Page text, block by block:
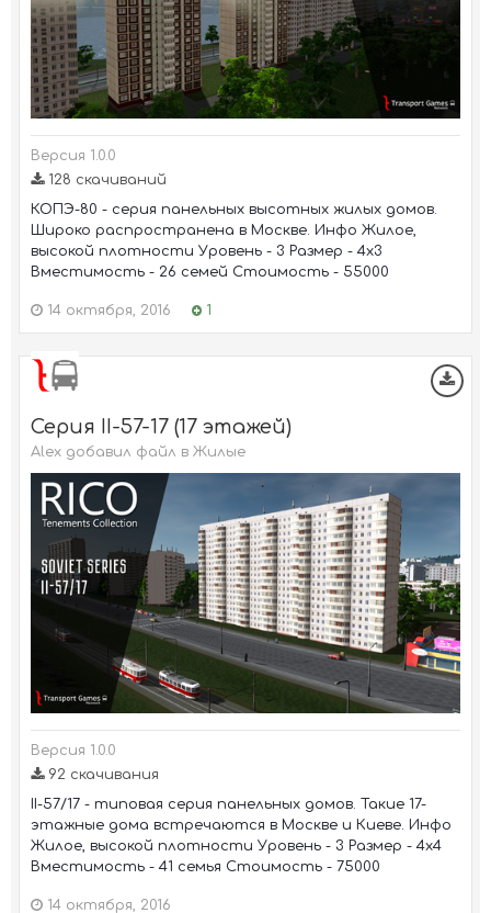
Версия 1.0.0
128 скачиваний
КОПЭ-80 - серия панельных высотных жилых домов.
Широко распространена в Москве. Инфо Жилое,
высокой плотности Уровень - 3 Размер - 4х3
Вместимость - 26 семей Стоимость - 55000
14 октября, 2016 1
Серия II-57-17 (17 этажей)
Alex добавил файл в Жилые
Версия 1.0.0
92 скачивания
II-57/17 - типовая серия панельных домов. Такие 17-
этажные дома встречаются в Москве и Киеве. Инфо
Жилое, высокой плотности Уровень - 3 Размер - 4х4
Вместимость - 41 семья Стоимость - 75000
14 октября, 2016